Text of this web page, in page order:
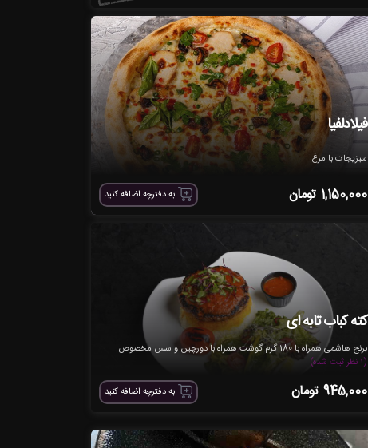
فیلادلفیا
سبزیجات با مرغ
1,150,000 تومان به دفترچه اضافه کنید
کته کباب تابه ای
برنج هاشمی همراه با 180 گرم گوشت همراه با دورچین و سس مخصوص
(1 نظر ثبت شده)
945,000 تومان به دفترچه اضافه کنید